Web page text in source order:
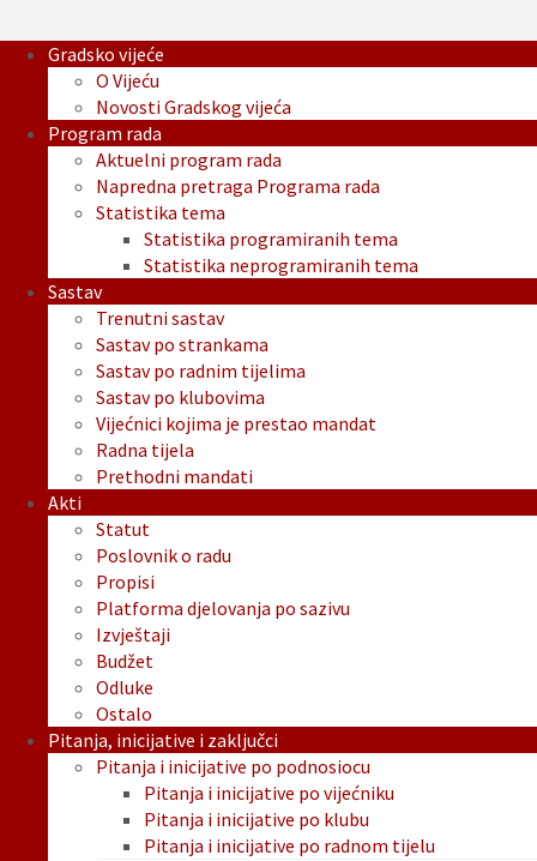
Gradsko vijeće
O Vijeću
Novosti Gradskog vijeća
Program rada
Aktuelni program rada
Napredna pretraga Programa rada
Statistika tema
Statistika programiranih tema
Statistika neprogramiranih tema
Sastav
Trenutni sastav
Sastav po strankama
Sastav po radnim tijelima
Sastav po klubovima
Vijećnici kojima je prestao mandat
Radna tijela
Prethodni mandati
Akti
Statut
Poslovnik o radu
Propisi
Platforma djelovanja po sazivu
Izvještaji
Budžet
Odluke
Ostalo
Pitanja, inicijative i zaključci
Pitanja i inicijative po podnosiocu
Pitanja i inicijative po vijećniku
Pitanja i inicijative po klubu
Pitanja i inicijative po radnom tijelu